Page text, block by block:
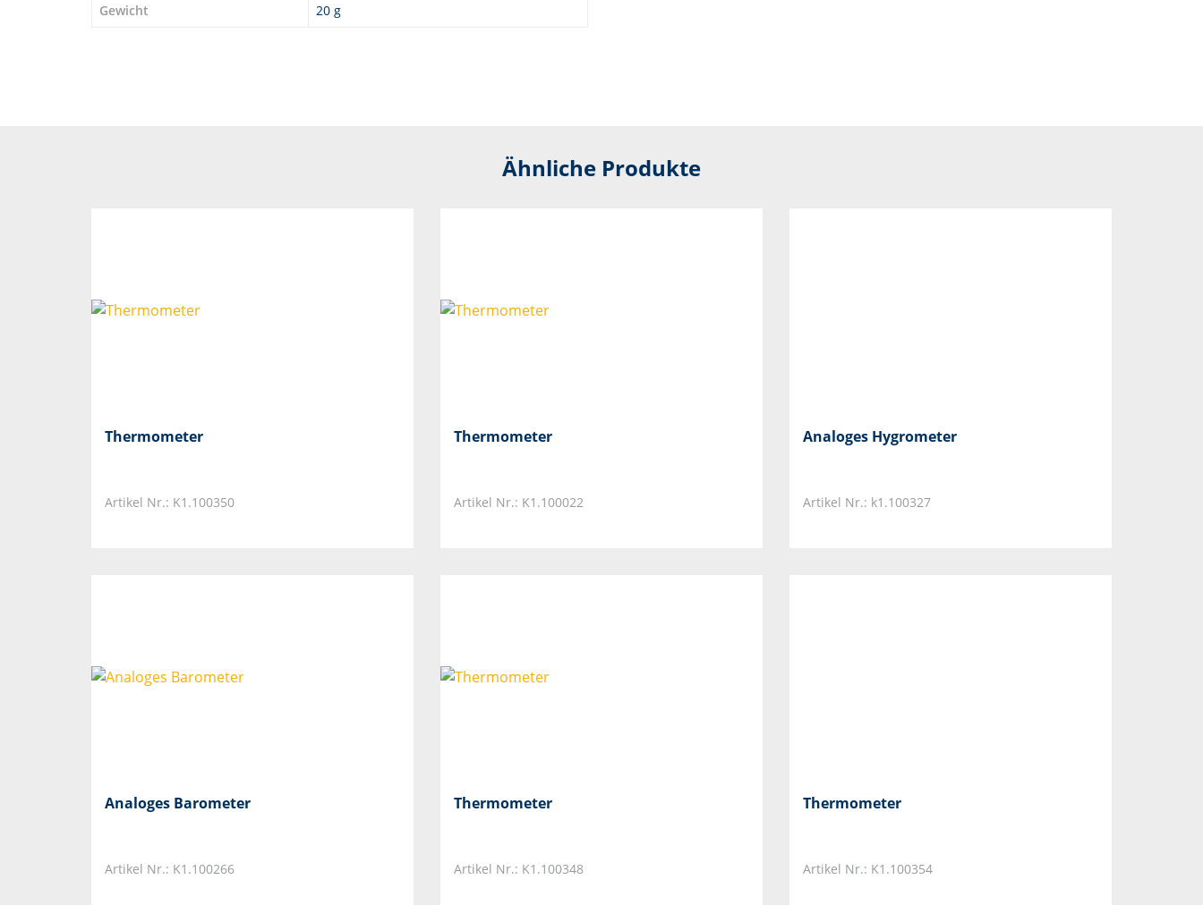
Gewicht
20 g
Ähnliche Produkte
Thermometer
Artikel Nr.: K1.100350
Thermometer
Artikel Nr.: K1.100022
Analoges Hygrometer
Artikel Nr.: k1.100327
Analoges Barometer
Artikel Nr.: K1.100266
Thermometer
Artikel Nr.: K1.100348
Thermometer
Artikel Nr.: K1.100354